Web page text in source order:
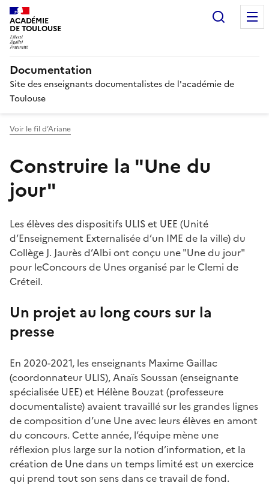
ACADÉMIE
DE TOULOUSE
Documentation
Site des enseignants documentalistes de l'académie de
Toulouse
Voir le fil d’Ariane
Construire la "Une du
jour"
Les élèves des dispositifs ULIS et UEE (Unité
d’Enseignement Externalisée d’un IME de la ville) du
Collège J. Jaurès d’Albi ont conçu une "Une du jour"
pour leConcours de Unes organisé par le Clemi de
Créteil.
Un projet au long cours sur la
presse
En 2020-2021, les enseignants Maxime Gaillac
(coordonnateur ULIS), Anaïs Soussan (enseignante
spécialisée UEE) et Hélène Bouzat (professeure
documentaliste) avaient travaillé sur les grandes lignes
de composition d’une Une avec leurs élèves en amont
du concours. Cette année, l’équipe mène une
réflexion plus large sur la notion d’information, et la
création de Une dans un temps limité est un exercice
qui prend tout son sens dans ce travail de fond.